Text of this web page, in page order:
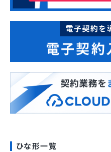
ひな形一覧